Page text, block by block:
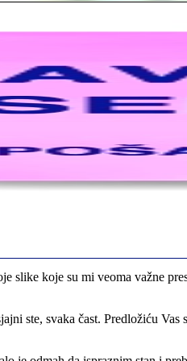
sve radnike u firmi jer su
vašoj firmi. Istog dana